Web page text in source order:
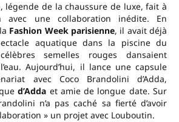
légende de la chaussure de luxe, fait à
avec une collaboration inédite. En
Fashion Week parisienne, il avait déjà
aquatique dans la piscine du
semelles rouges dansaient
Aujourd’hui, il lance une capsule
avec Coco Brandolini d’Adda,
d’Adda et amie de longue date. Sur
n’a pas caché sa fierté d’avoir
» un projet avec Louboutin.